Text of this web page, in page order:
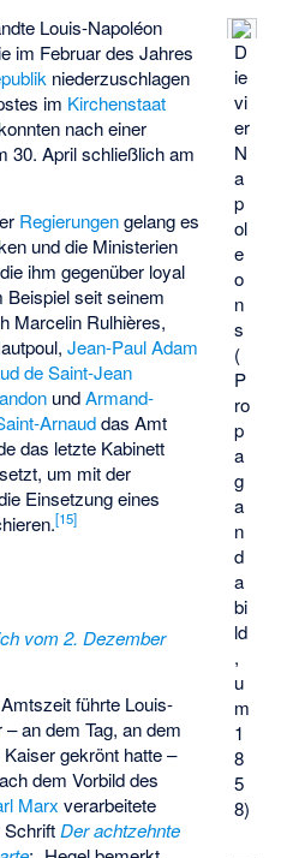
D
ie
vi
er
N
a
p
ol
e
o
n
s
(
P
ro
p
a
g
a
n
d
a
bi
ld
,
u
m
1
8
5
8)
Louis-Napoléon
im Februar des Jahres
niederzuschlagen
im Kirchenstaat
nach einer
30. April schließlich am
Regierungengelang es
und die Ministerien
ihm gegenüber loyal
Beispiel seit seinem
Marcelin Rulhières,
,Jean-Paul Adam
de Saint-Jean
undArmand-
Arnauddas Amt
das letzte Kabinett
um mit der
Einsetzung eines
[15]
vom 2. Dezember
führte Louis-
an dem Tag, an dem
gekrönt hatte –
dem Vorbild des
Marx verarbeitete
SchriftDer achtzehnte